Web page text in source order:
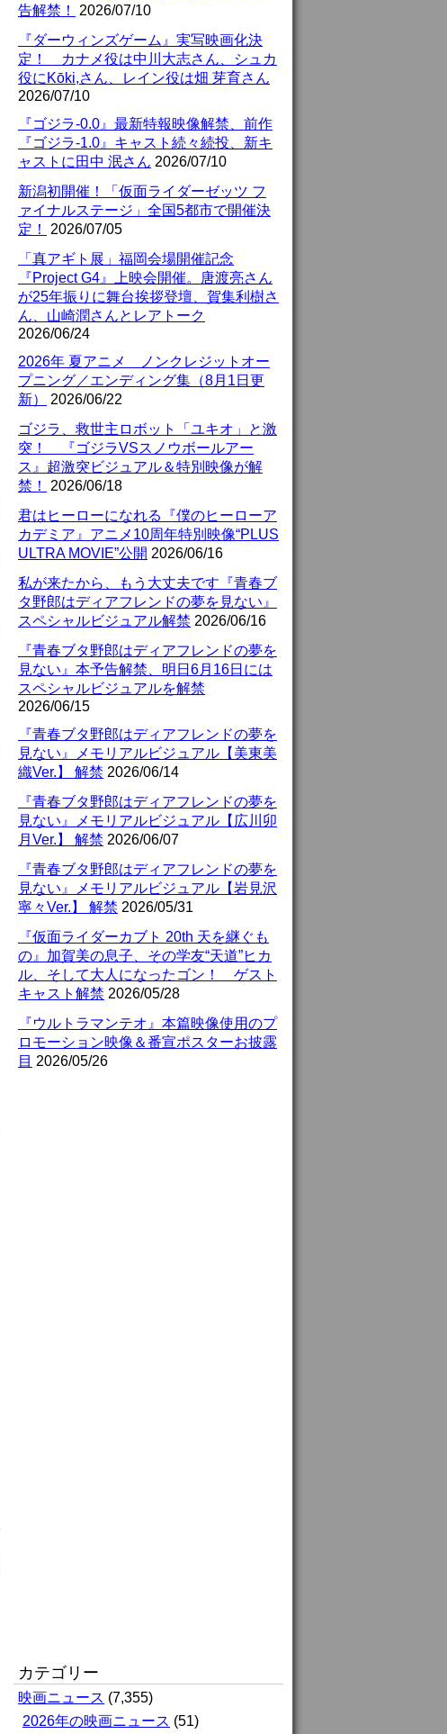
告解禁！
2026/07/10
『ダーウィンズゲーム』実写映画化決
定！ カナメ役は中川大志さん、シュカ
役にKōki,さん、レイン役は畑 芽育さん
2026/07/10
『ゴジラ-0.0』最新特報映像解禁、前作
『ゴジラ-1.0』キャスト続々続投、新キ
ャストに田中 泯さん 2026/07/10
新潟初開催！「仮面ライダーゼッツ フ
ァイナルステージ」全国5都市で開催決
定！
2026/07/05
「真アギト展」福岡会場開催記念
『Project G4』上映会開催。唐渡亮さん
が25年振りに舞台挨拶登壇、賀集利樹さ
ん、山崎潤さんとレアトーク
2026/06/24
2026年 夏アニメ ノンクレジットオー
プニング／エンディング集（8月1日更
新）
2026/06/22
ゴジラ、救世主ロボット「ユキオ」と激
突！ 『ゴジラVSスノウボールアー
ス』超激突ビジュアル＆特別映像が解
禁！
2026/06/18
君はヒーローになれる『僕のヒーローア
カデミア』アニメ10周年特別映像“PLUS
ULTRA MOVIE”公開 2026/06/16
私が来たから、もう大丈夫です『青春ブ
タ野郎はディアフレンドの夢を見ない』
スペシャルビジュアル解禁 2026/06/16
『青春ブタ野郎はディアフレンドの夢を
見ない』本予告解禁、明日6月16日には
スペシャルビジュアルを解禁
2026/06/15
『青春ブタ野郎はディアフレンドの夢を
見ない』メモリアルビジュアル【美東美
織Ver.】 解禁 2026/06/14
『青春ブタ野郎はディアフレンドの夢を
見ない』メモリアルビジュアル【広川卯
月Ver.】 解禁 2026/06/07
『青春ブタ野郎はディアフレンドの夢を
見ない』メモリアルビジュアル【岩見沢
寧々Ver.】 解禁 2026/05/31
『仮面ライダーカブト 20th 天を継ぐも
の』加賀美の息子、その学友“天道”ヒカ
ル、そして大人になったゴン！ ゲスト
キャスト解禁 2026/05/28
『ウルトラマンテオ』本篇映像使用のプ
ロモーション映像＆番宣ポスターお披露
目 2026/05/26
カテゴリー
映画ニュース (7,355)
2026年の映画ニュース (51)